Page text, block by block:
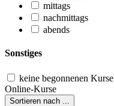
mittags
nachmittags
abends
Sonstiges
keine begonnenen Kurse
Online-Kurse
Sortieren nach ...